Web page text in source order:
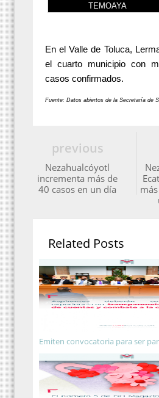
TEMOAYA
En el Valle de Toluca,
el cuarto municipio con
casos confirmados.
Fuente: Datos abiertos de la Secretaría de
previous
Nezahualcóyotl
incrementa más de
40 casos en un día
Related Posts
Emiten convocatoria para ser